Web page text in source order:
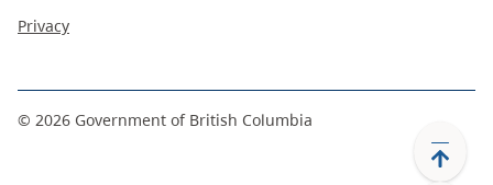
Privacy
© 2026 Government of British Columbia